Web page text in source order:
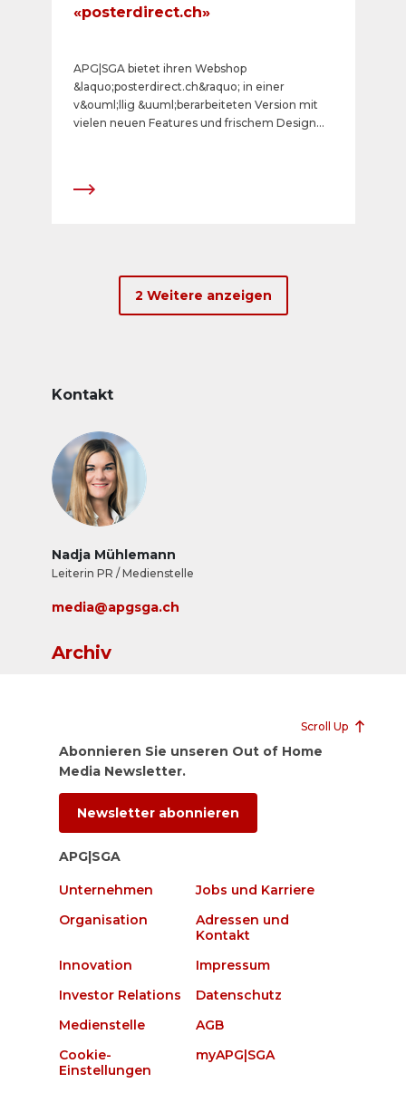
«posterdirect.ch»
APG|SGA bietet ihren Webshop
&laquo;posterdirect.ch&raquo; in einer
v&ouml;llig &uuml;berarbeiteten Version mit
vielen neuen Features und frischem Design
zur Auswahl stehen. Neu ist zudem die
und buchen damit ihre Plakatkampagnen
online rund um die Uhr noch einfacher und
2 Weitere anzeigen
Kontakt
Nadja Mühlemann
Leiterin PR / Medienstelle
media@apgsga.ch
Archiv
Scroll Up
Abonnieren Sie unseren Out of Home
Media Newsletter.
Newsletter abonnieren
APG|SGA
Unternehmen
Jobs und Karriere
Organisation
Adressen und
Kontakt
Innovation
Impressum
Investor Relations
Datenschutz
Medienstelle
AGB
Cookie-
Einstellungen
myAPG|SGA